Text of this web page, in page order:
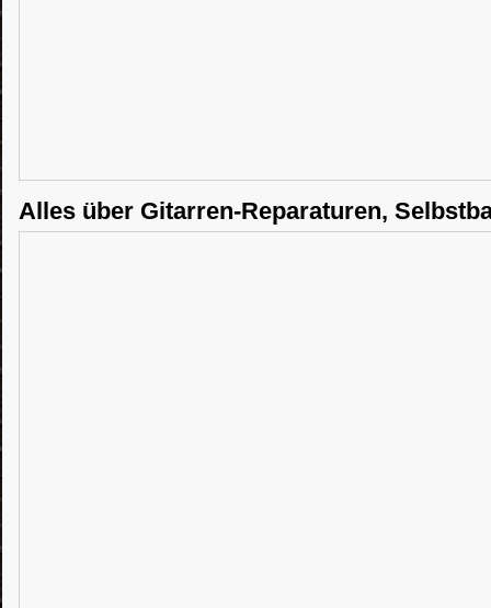
Alles über Gitarren-Reparaturen,